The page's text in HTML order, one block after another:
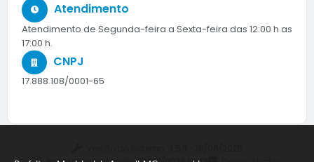
Atendimento
Atendimento de Segunda-feira a Sexta-feira das 12:00 h as
17:00 h.
CNPJ
17.888.108/0001-65